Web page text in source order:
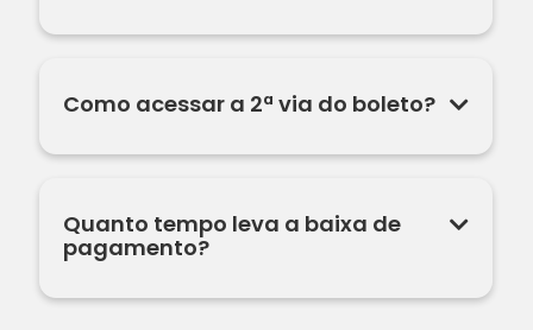
Como acessar a 2ª via do boleto?
Quanto tempo leva a baixa de
pagamento?